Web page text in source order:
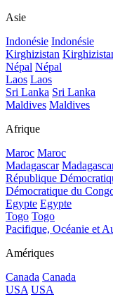
Asie
Indonésie Indonésie
Kirghizistan
Népal Népal
Laos Laos
Sri Lanka Sri Lanka
Maldives Maldives
Afrique
Maroc Maroc
Madagascar
République
Démocratique du
Egypte Egypte
Togo Togo
Pacifique, Océanie et
Amériques
Canada Canada
USA USA